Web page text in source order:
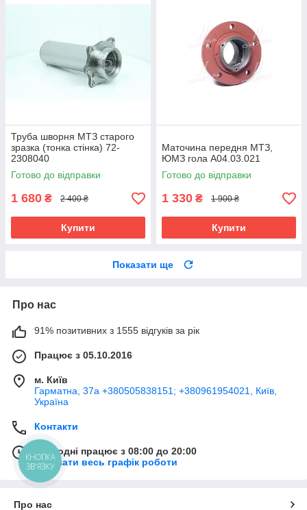
Труба шворня МТЗ старого
зразка (тонка стінка) 72-
2308040
Готово до відправки
1 680 ₴ 2 400 ₴
Купити
Маточина передня МТЗ,
ЮМЗ гола А04.03.021
Готово до відправки
1 330 ₴ 1 900 ₴
Купити
Показати ще
Про нас
91% позитивних з 1555 відгуків за рік
Працює з 05.10.2016
м. Київ
Гарматна, 37а +380505838151; +380961954021, Київ,
Україна
Контакти
Сьогодні працює з 08:00 до 20:00
Показати весь графік роботи
Про нас
КНОПКА
ЗВ'ЯЗКУ